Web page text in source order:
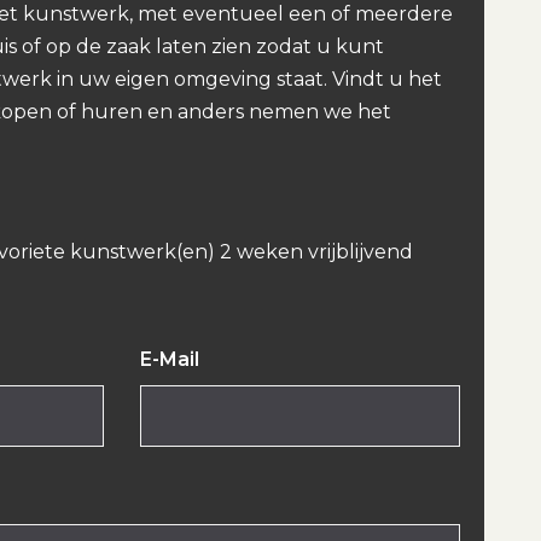
kunstwerk, met eventueel een of meerdere
of op de zaak laten zien zodat u kunt
in uw eigen omgeving staat. Vindt u het
of huren en anders nemen we het
kunstwerk(en) 2 weken vrijblijvend
E-Mail